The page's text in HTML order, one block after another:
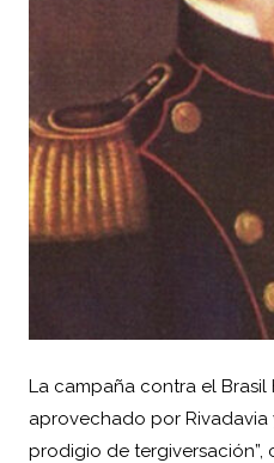
La campaña contra el
aprovechado por
prodigio de